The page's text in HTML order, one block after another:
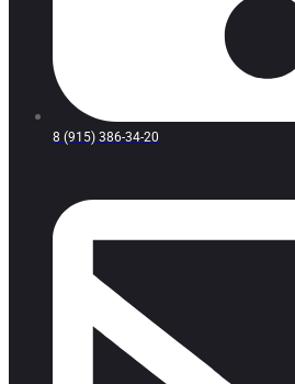
8 (915) 386-34-20